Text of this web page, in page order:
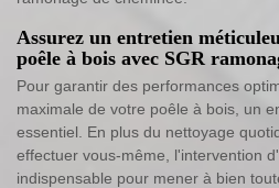
Assurez un entretien
poêle à bois avec SGR
Pour garantir des performances
maximale de votre poêle à bois, un
essentiel. En plus du nettoyage
effectuer vous-même, l'intervention
indispensable pour mener à bien